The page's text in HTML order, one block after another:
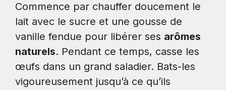
Commence par chauffer doucement le
lait avec le sucre et une gousse de
vanille fendue pour libérer ses arômes
naturels. Pendant ce temps, casse les
œufs dans un grand saladier. Bats-les
vigoureusement jusqu’à ce qu’ils